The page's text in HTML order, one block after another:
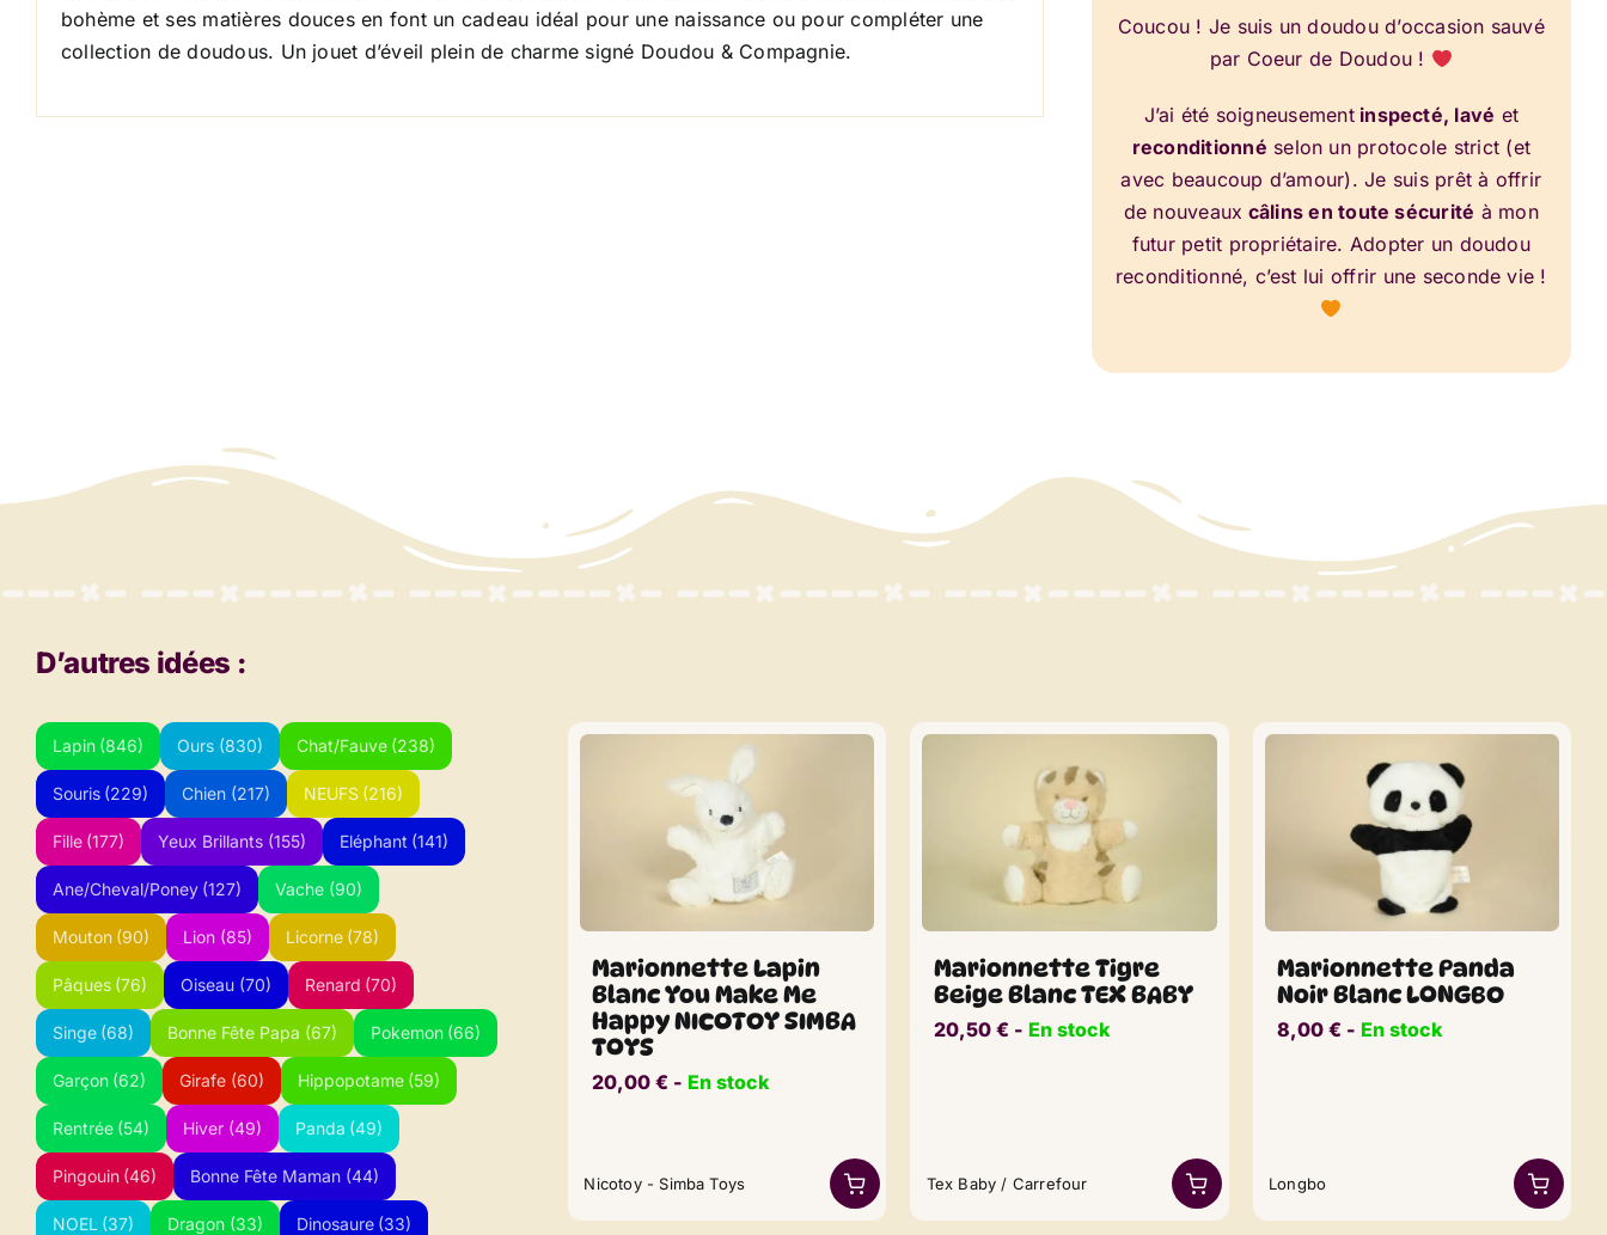
bohème et ses matières douces en font un cadeau idéal pour une naissance ou pour compléter une
collection de doudous. Un jouet d’éveil plein de charme signé Doudou & Compagnie.
Coucou ! Je suis un doudou d’occasion sauvé
par Coeur de Doudou !
J’ai été soigneusementinspecté, lavé et
reconditionné selon un protocole strict (et
avec beaucoup d’amour). Je suis prêt à offrir
de nouveaux câlins en toute sécurité à mon
futur petit propriétaire. Adopter un doudou
reconditionné, c’est lui offrir une seconde vie !
D’autres idées :
Lapin (846) Ours (830) Chat/Fauve (238)
Souris (229) Chien (217) NEUFS (216)
Fille (177) Yeux Brillants (155) Eléphant (141)
Ane/Cheval/Poney (127) Vache (90)
Mouton (90) Lion (85) Licorne (78)
Pâques (76) Oiseau (70) Renard (70)
Singe (68) Bonne Fête Papa (67) Pokemon (66)
Garçon (62) Girafe (60) Hippopotame (59)
Rentrée (54) Hiver (49) Panda (49)
Pingouin (46) Bonne Fête Maman (44)
NOEL (37) Dragon (33) Dinosaure (33)
Marionnette Lapin
Blanc You Make Me
Happy NICOTOY SIMBA
TOYS
20,00€ ​​ -En stock
Nicotoy - Simba Toys
Marionnette Tigre
Beige Blanc TEX BABY
20,50€ ​​ -En stock
Tex Baby / Carrefour
Marionnette Panda
Noir Blanc LONGBO
8,00 € ​​ - En stock
Longbo